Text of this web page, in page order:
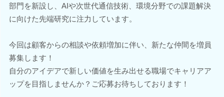
部門を新設し、AIや次世代通信技術、環境分野での課題解決
に向けた先端研究に注力しています。
今回は顧客からの相談や依頼増加に伴い、新たな仲間を増員
募集します！
自分のアイデアで新しい価値を生み出せる職場でキャリアア
ップを目指しませんか？ご応募お待ちしております！